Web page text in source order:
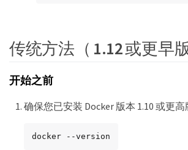
传统方法（ 1.12 或更早版
开始之前
确保您已安装 Docker 版本 1.10 或更高
docker --version